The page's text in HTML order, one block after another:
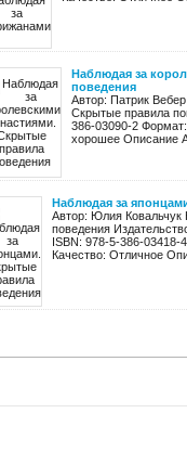
Наблюдая за
поведения
Автор: Патрик
Скрытые правила
386-03090-2
хорошее Описание
Наблюдая за
Автор: Юлия
поведения
ISBN: 978-5-386-
Качество: Отличное